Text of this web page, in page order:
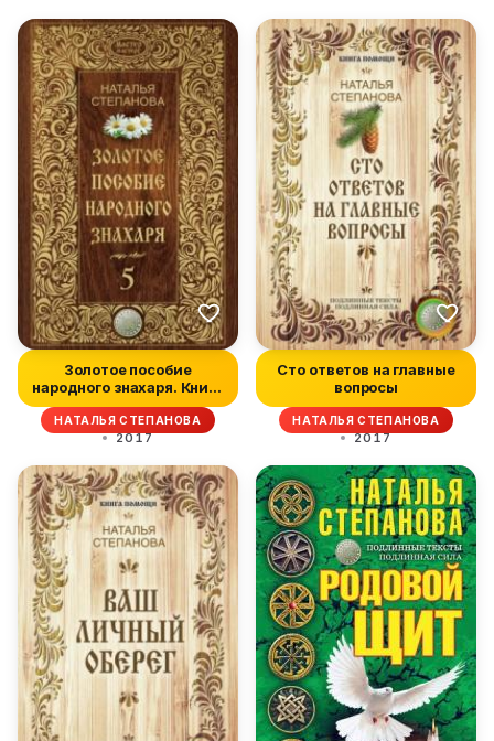
Золотое пособие
народного знахаря. Книга
5
НАТАЛЬЯ СТЕПАНОВА
2017
Сто ответов на главные
вопросы
НАТАЛЬЯ СТЕПАНОВА
2017